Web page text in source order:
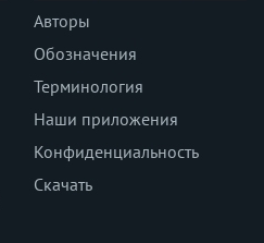
Авторы
Обозначения
Терминология
Наши приложения
Конфиденциальность
Скачать